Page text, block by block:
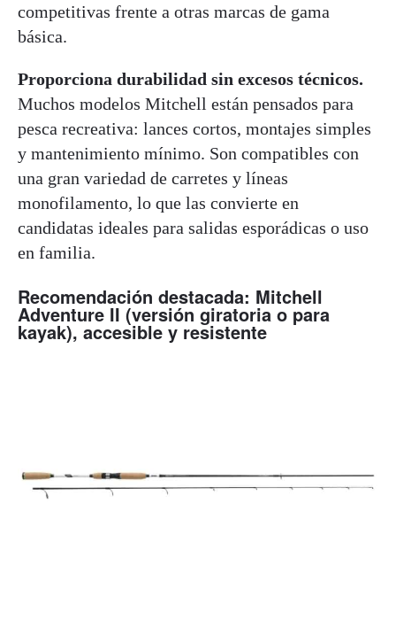
competitivas frente a otras marcas de gama
básica.
Proporciona durabilidad sin excesos técnicos.
Muchos modelos Mitchell están pensados para
pesca recreativa: lances cortos, montajes simples
y mantenimiento mínimo. Son compatibles con
una gran variedad de carretes y líneas
monofilamento, lo que las convierte en
candidatas ideales para salidas esporádicas o uso
en familia.
Recomendación destacada: Mitchell
Adventure II (versión giratoria o para
kayak), accesible y resistente